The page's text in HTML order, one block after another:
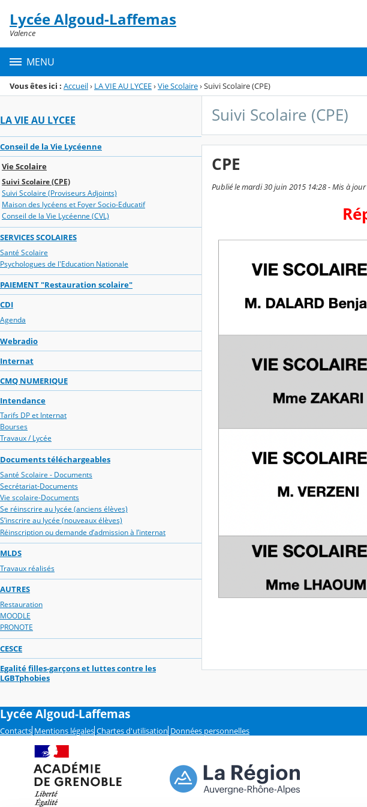
Menu de la rubrique
Contenu
Lycée Algoud-Laffemas
Valence
MENU
Vous êtes ici : Accueil› LA VIE AU LYCEE›Vie Scolaire›Suivi Scolaire (CPE)
LA VIE AU LYCEE
Conseil de la Vie Lycéenne
Vie Scolaire
Suivi Scolaire (CPE)
Suivi Scolaire (Proviseurs Adjoints)
Maison des lycéens et Foyer Socio-Educatif
Conseil de la Vie Lycéenne (CVL)
SERVICES SCOLAIRES
Santé Scolaire
Psychologues de l'Education Nationale
PAIEMENT "Restauration scolaire"
CDI
Agenda
Webradio
Internat
CMQ NUMERIQUE
Intendance
Tarifs DP et Internat
Bourses
Travaux / Lycée
Documents téléchargeables
Santé Scolaire - Documents
Secrétariat-Documents
Vie scolaire-Documents
Se réinscrire au lycée (anciens élèves)
S’inscrire au lycée (nouveaux élèves)
Réinscription ou demande d’admission à l’internat
MLDS
Travaux réalisés
AUTRES
Restauration
MOODLE
PRONOTE
CESCE
Egalité filles-garçons et luttes contre les
LGBTphobies
Suivi Scolaire (CPE)
CPE
Publié le mardi 30 juin 2015 14:28 - Mis à
Lycée Algoud-Laffemas
Contacts Mentions légales Chartes d'utilisation Données personnelles